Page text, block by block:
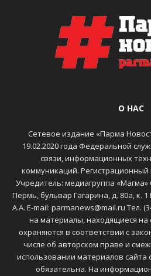
О НАС
Сетевое издание «Парма
19.02.2020 года Федеральной
связи, информационных
коммуникаций.
Учредитель: медиагруппа «Магма»
Пермь, бульвар Гагарина, д. 80а, к.
А.А. E-mail: parmanews@mail.ru Тел.
на материалы, находящиеся на
охраняются в соответствии с
числе об авторском праве и
использовании материалов сайта
обязательна. На